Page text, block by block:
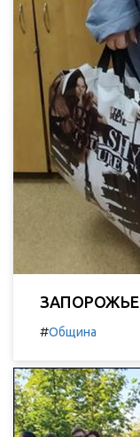
ЗАПОРОЖЬЕ.
#Община